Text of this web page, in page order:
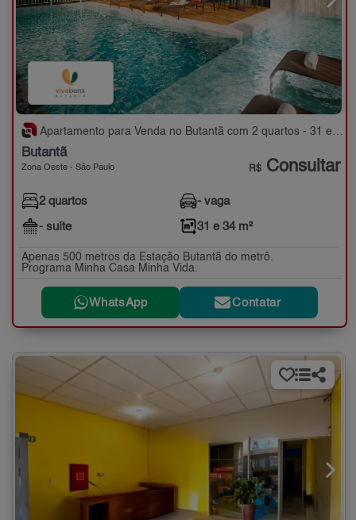
Apartamento para Venda no Butantã com 2 quartos - 31 e 34 m²
Butantã
Zona Oeste - São Paulo R$ Consultar
2 quartos
- suíte
- vaga
31 e 34 m²
Apenas 500 metros da Estação Butantã do metrô.
Programa Minha Casa Minha Vida.
WhatsApp Contatar